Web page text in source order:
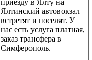
приезду в Ялту на
Ялтинский автовокзал
встретят и поселят. У
нас есть услуга платная,
заказ трансфера в
Симферополь.